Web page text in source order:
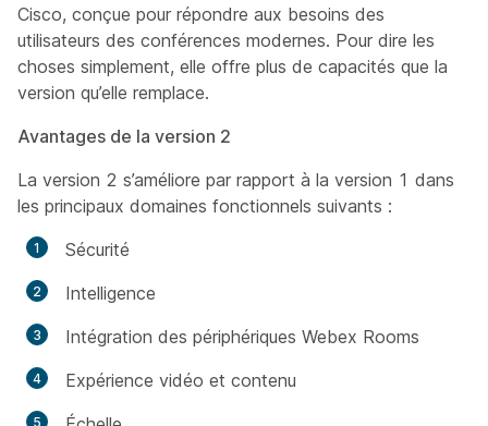
Cisco, conçue pour répondre aux besoins des
utilisateurs des conférences modernes. Pour dire les
choses simplement, elle offre plus de capacités que la
version qu’elle remplace.
Avantages de la version 2
La version 2 s’améliore par rapport à la version 1 dans
les principaux domaines fonctionnels suivants :
Sécurité
Intelligence
Intégration des périphériques Webex Rooms
Expérience vidéo et contenu